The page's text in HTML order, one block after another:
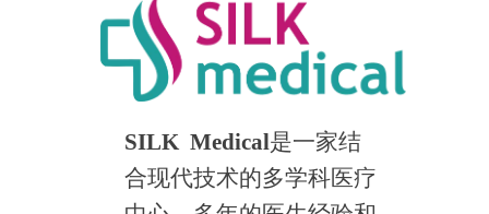
SILK Medical是一家结
合现代技术的多学科医疗